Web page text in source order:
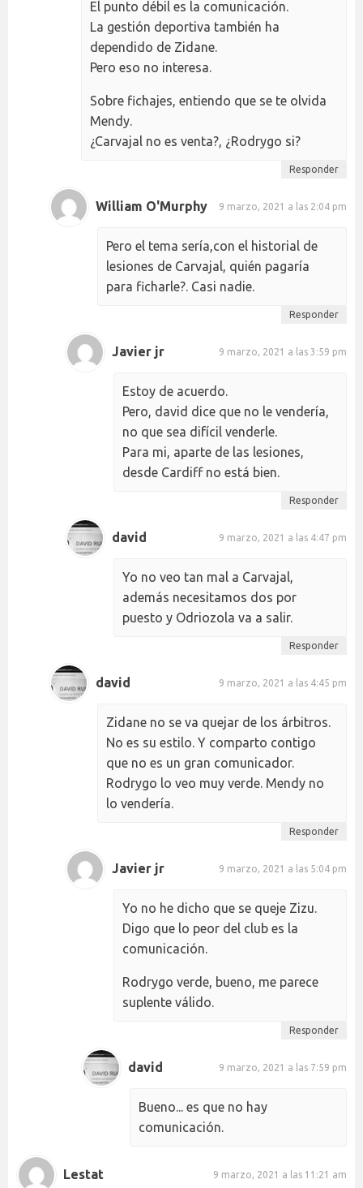
El punto débil es la comunicación.
La gestión deportiva también ha
dependido de Zidane.
Pero eso no interesa.
Sobre fichajes, entiendo que se te olvida
Mendy.
¿Carvajal no es venta?, ¿Rodrygo si?
Responder
William O'Murphy 9 marzo, 2021 a las 2:04 pm
Pero el tema sería,con el historial de
lesiones de Carvajal, quién pagaría
para ficharle?. Casi nadie.
Responder
Javier jr 9 marzo, 2021 a las 3:59 pm
Estoy de acuerdo.
Pero, david dice que no le vendería,
no que sea difícil venderle.
Para mi, aparte de las lesiones,
desde Cardiff no está bien.
Responder
david 9 marzo, 2021 a las 4:47 pm
Yo no veo tan mal a Carvajal,
además necesitamos dos por
puesto y Odriozola va a salir.
Responder
david 9 marzo, 2021 a las 4:45 pm
Zidane no se va quejar de los árbitros.
No es su estilo. Y comparto contigo
que no es un gran comunicador.
Rodrygo lo veo muy verde. Mendy no
lo vendería.
Responder
Javier jr 9 marzo, 2021 a las 5:04 pm
Yo no he dicho que se queje Zizu.
Digo que lo peor del club es la
comunicación.
Rodrygo verde, bueno, me parece
suplente válido.
Responder
david 9 marzo, 2021 a las 7:59 pm
Bueno... es que no hay
comunicación.
Lestat 9 marzo, 2021 a las 11:21 am